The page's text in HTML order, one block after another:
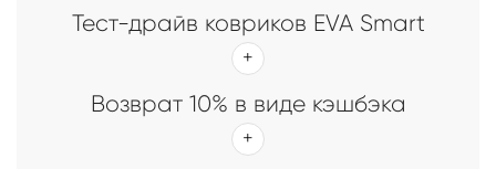
Тест-драйв ковриков EVA Smart
Возврат 10% в виде кэшбэка